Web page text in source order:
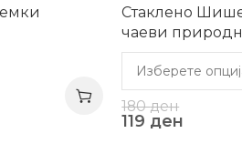
Стаклено
чаеви
180ден
119 ден